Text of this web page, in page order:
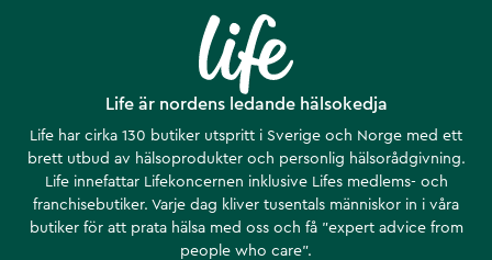
Life är nordens ledande hälsokedja
Life har cirka 130 butiker utspritt i Sverige och Norge med ett
brett utbud av hälsoprodukter och personlig hälsorådgivning.
Life innefattar Lifekoncernen inklusive Lifes medlems- och
franchisebutiker. Varje dag kliver tusentals människor in i våra
butiker för att prata hälsa med oss och få ”expert advice from
people who care”.